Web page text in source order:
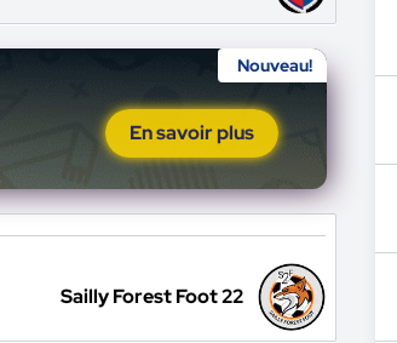
Nouveau!
En savoir plus
Sailly Forest Foot 22